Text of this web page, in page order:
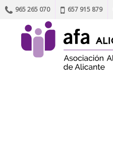
965 265 070 657 915 879